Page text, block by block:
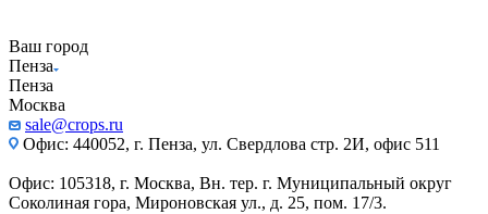
Ваш город
Пенза
Пенза
Москва
sale@crops.ru
Офис: 440052, г. Пенза, ул. Свердлова стр. 2И, офис 511
Офис: 105318, г. Москва, Вн. тер. г. Муниципальный округ
Соколиная гора, Мироновская ул., д. 25, пом. 17/3.